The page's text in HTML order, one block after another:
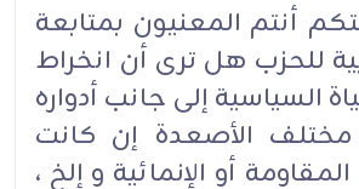
أنتم المعنيون بمتابعة
للحزب هل ترى أن انخراط
السياسية إلى جانب أدواره
مختلف الأصعدة إن كانت
أو الإنمائية و إلخ ،